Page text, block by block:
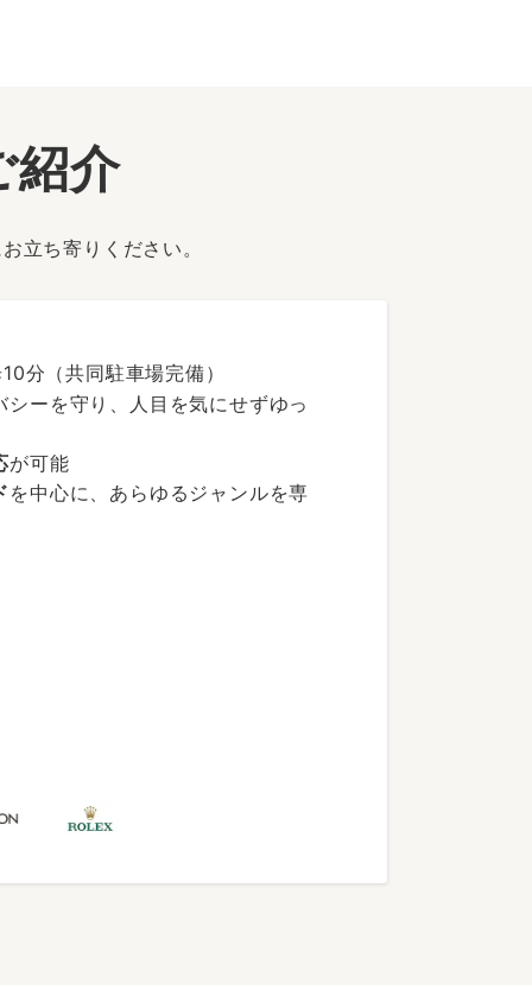
紹介
立ち寄りください。
分（共同駐車場完備）
シーを守り、人目を気にせずゆっ
が可能
を中心に、あらゆるジャンルを専